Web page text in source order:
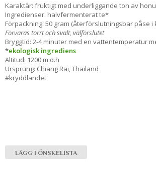
Karaktär: fruktigt med underliggande ton av
Ingredienser: halvfermenterat te*
Förpackning: 50 gram (återförslutningsbar påse
Förvaras torrt och svalt, välförslutet
Bryggtid: 2-4 minuter med en vattentemperatur
*ekologisk ingrediens
Altitud: 1200 m.ö.h
Ursprung: Chiang Rai, Thailand
#kryddlandet
LÄGG I ÖNSKELISTA